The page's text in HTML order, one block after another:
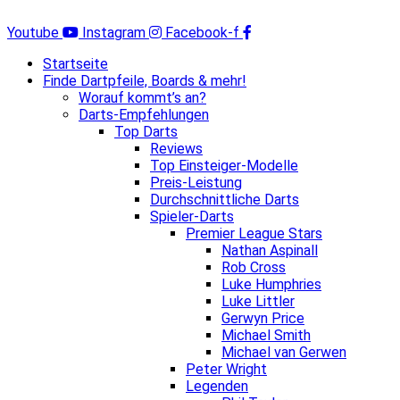
Inhalt
Youtube Instagram
Facebook-f
Startseite
Finde Dartpfeile, Boards & mehr!
Worauf kommt’s an?
Darts-Empfehlungen
Top Darts
Reviews
Top Einsteiger-Modelle
Preis-Leistung
Durchschnittliche Darts
Spieler-Darts
Premier League Stars
Nathan Aspinall
Rob Cross
Luke Humphries
Luke Littler
Gerwyn Price
Michael Smith
Michael van Gerwen
Peter Wright
Legenden